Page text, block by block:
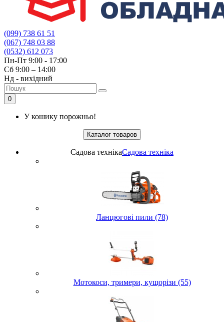
(099) 738 61 51
(067) 748 03 88
(0532) 612 073
Пн-Пт 9:00 - 17:00
Сб 9:00 – 14:00
Нд - вихідний
0
У кошику порожньо!
Каталог товаров
Садова технікаСадова техніка
Ланцюгові пили (78)
Мотокоси, тримери, кущорізи (55)